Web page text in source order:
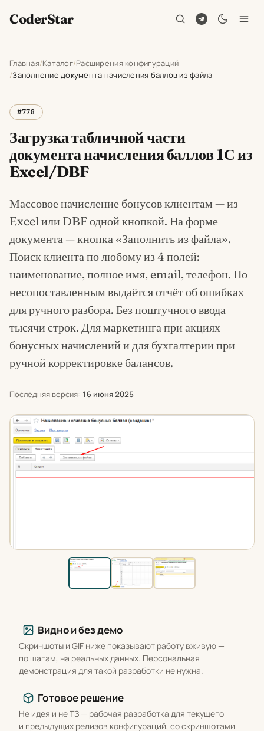
CoderStar
Главная Каталог Расширения конфигураций
Заполнение документа начисления баллов из файла
#778
Загрузка табличной части
документа начисления баллов 1С из
Excel/DBF
Массовое начисление бонусов клиентам — из
Excel или DBF одной кнопкой. На форме
документа — кнопка «Заполнить из файла».
Поиск клиента по любому из 4 полей:
наименование, полное имя, email, телефон. По
несопоставленным выдаётся отчёт об ошибках
для ручного разбора. Без поштучного ввода
тысячи строк. Для маркетинга при акциях
бонусных начислений и для бухгалтерии при
ручной корректировке балансов.
Последняя версия: 16 июня 2025
Видно и без демо
Скриншоты и GIF ниже показывают работу вживую —
по шагам, на реальных данных. Персональная
демонстрация для такой разработки не нужна.
Готовое решение
Не идея и не ТЗ — рабочая разработка для текущего
и предыдущих релизов конфигураций, со скриншотами